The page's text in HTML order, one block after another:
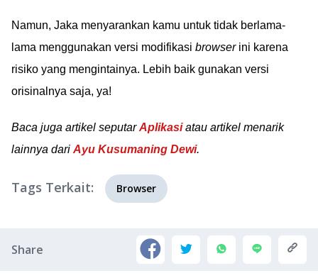
Namun, Jaka menyarankan kamu untuk tidak berlama-
lama menggunakan versi modifikasi browserini karena
risiko yang mengintainya. Lebih baik gunakan versi
orisinalnya saja, ya!
Baca juga artikel seputarAplikasiatau artikel menarik
lainnya dari Ayu Kusumaning Dewi.
Tags Terkait: Browser
Share